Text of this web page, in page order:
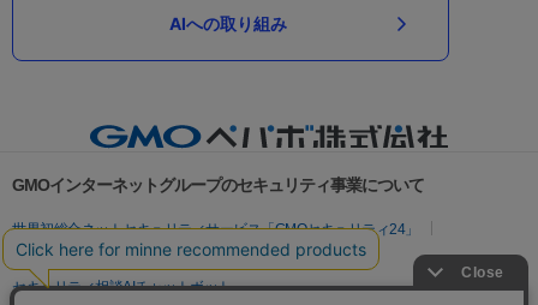
AIへの取り組み
GMOインターネットグループのセキュリティ事業について
世界初総合ネットセキュリティサービス「GMOセキュリティ24」
パスワード漏洩診断
Webサイトリスク診断
セキュリティ相談AIチャットボット